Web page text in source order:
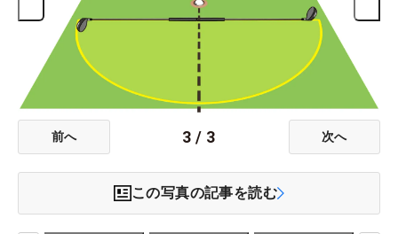
前へ 3 / 3 次へ
この写真の記事を読む